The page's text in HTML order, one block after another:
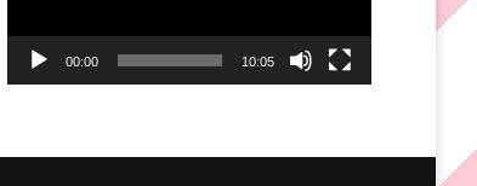
00:00 10:05